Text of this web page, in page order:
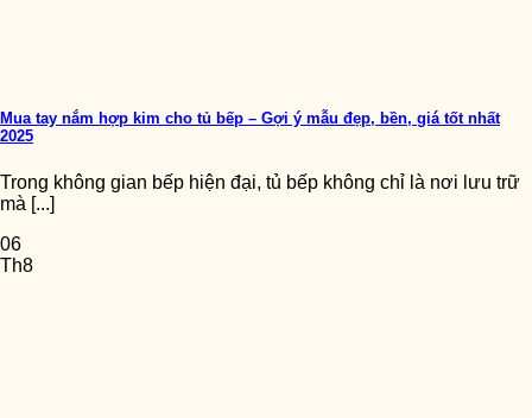
Mua tay nắm hợp kim cho tủ bếp – Gợi ý mẫu đẹp, bền, giá tốt nhất
2025
Trong không gian bếp hiện đại, tủ bếp không chỉ là nơi lưu trữ
mà [...]
06
Th8